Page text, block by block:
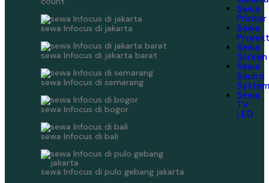
sewa Infocus di jakarta
sewa Infocus di jakarta barat
sewa Infocus di semarang
sewa Infocus di bogor
sewa Infocus di bali
sewa Infocus di pulo gebang jakarta
Sewa
Printer
Sewa
Sewa
Screen
Sewa
Sound
System
Sewa
TV
LED